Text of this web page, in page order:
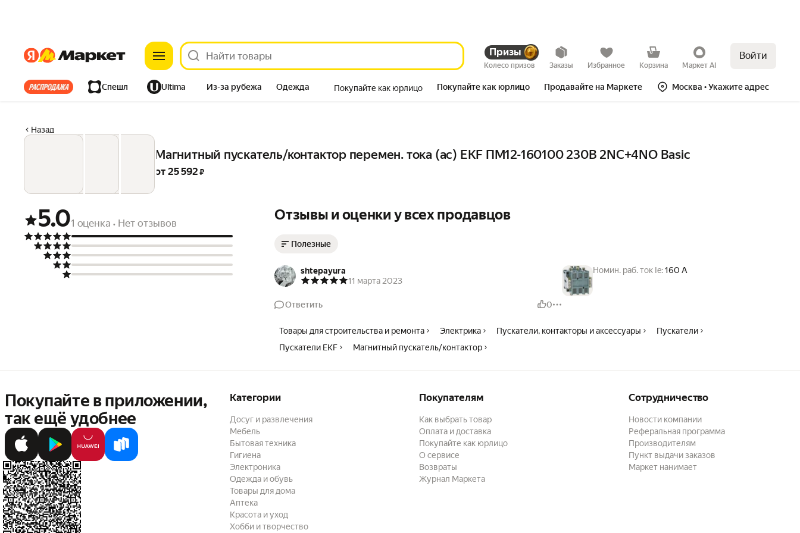
ЯндексЯндекс Призы
Колесо призов Заказы Избранное Корзина Маркет AI
Войти
Все хиты Спешл Ultima Из-за рубежа Одежда Покупайте как юрлицо Покупайте как юрлицо Продавайте на Маркете Москва • Укажите адрес
Назад
Магнитный пускатель/контактор перемен. тока (ac) EKF ПМ12-160100 230В 2NC+4NO Basic
от 25 592 ₽
5.01 оценка • Нет отзывов Отзывы и оценки у всех продавцов
Полезные
shtepayura
11 марта 2023
Ответить 0
Номин. раб. ток Ie:160 А
Товары для строительства и ремонта Электрика Пускатели, контакторы и аксессуары
Пускатели
Пускатели EKF
Магнитный пускатель/контактор
Покупайте в приложении,
так ещё удобнее
Категории
Досуг и развлечения
Мебель
Бытовая техника
Гигиена
Электроника
Одежда и обувь
Товары для дома
Аптека
Красота и уход
Хобби и творчество
Покупателям
Как выбрать товар
Оплата и доставка
Покупайте как юрлицо
О сервисе
Возвраты
Журнал Маркета
Сотрудничество
Новости компании
Реферальная программа
Производителям
Пункт выдачи заказов
Маркет нанимает